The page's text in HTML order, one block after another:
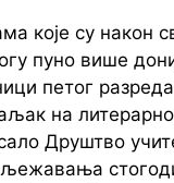
које су након
пуно више
петог
на
Друштво